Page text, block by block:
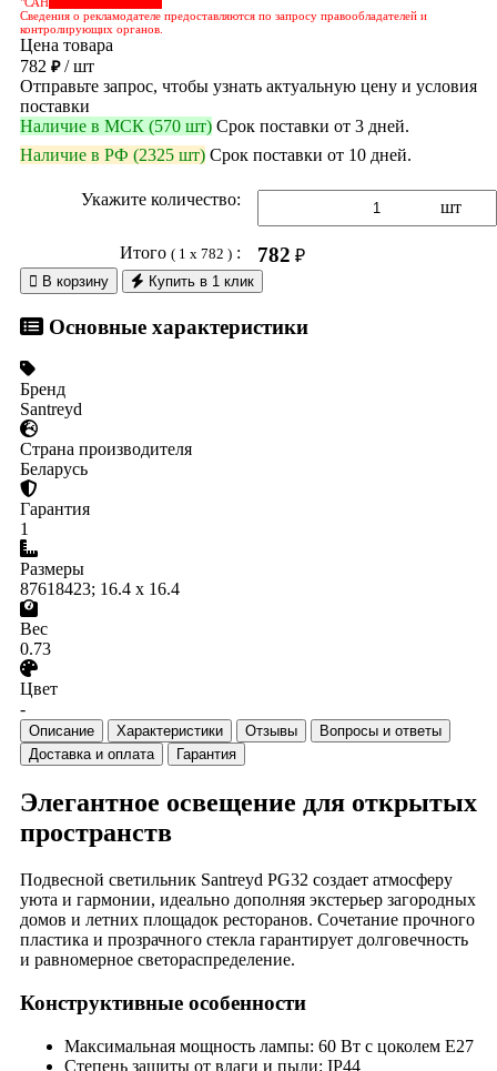
Сведения о рекламодателе предоставляются по запросу правообладателей и
контролирующих органов.
Цена товара
782 ₽/ шт
Отправьте запрос, чтобы узнать актуальную цену и условия
поставки
Наличие в МСК (570 шт) Срок поставки от 3 дней.
Наличие в РФ (2325 шт) Срок поставки от 10 дней.
Укажите количество: шт
Итого ( 1 x 782 ): 782 ₽
 В корзину Купить в 1 клик
Основные характеристики
Бренд
Santreyd
Страна производителя
Беларусь
Гарантия
1
Размеры
87618423; 16.4 x 16.4
Вес
0.73
Цвет
-
Описание Характеристики Отзывы
Вопросы и ответы
Доставка и оплата
Гарантия
Элегантное освещение для открытых
пространств
Подвесной светильник Santreyd PG32 создает атмосферу
уюта и гармонии, идеально дополняя экстерьер загородных
домов и летних площадок ресторанов. Сочетание прочного
пластика и прозрачного стекла гарантирует долговечность
и равномерное светораспределение.
Конструктивные особенности
Максимальная мощность лампы: 60 Вт с цоколем E27
Степень защиты от влаги и пыли: IP44